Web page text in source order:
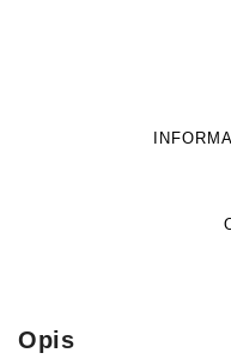
Opis